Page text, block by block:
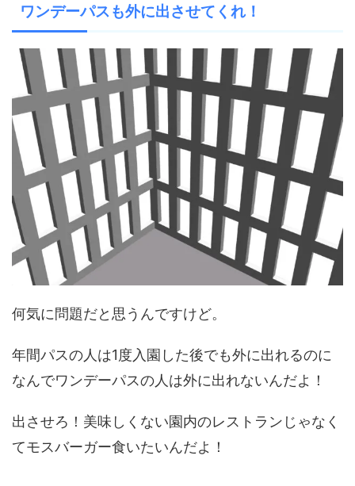
ワンデーパスも外に出させてくれ！
何気に問題だと思うんですけど。
年間パスの人は1度入園した後でも外に出れるのに
なんでワンデーパスの人は外に出れないんだよ！
出させろ！美味しくない園内のレストランじゃなく
てモスバーガー食いたいんだよ！